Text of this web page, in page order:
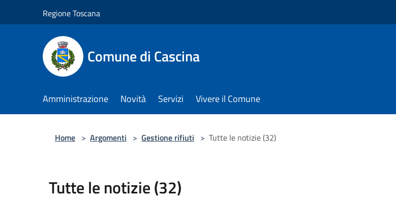
Regione Toscana
Comune di Cascina
Amministrazione Novità Servizi Vivere il Comune
Home > Argomenti > Gestione rifiuti > Tutte le notizie (32)
Tutte le notizie (32)